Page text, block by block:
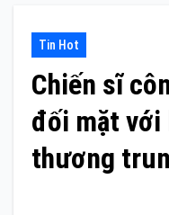
Tin Hot
Chiến sĩ
đối mặt với
thương